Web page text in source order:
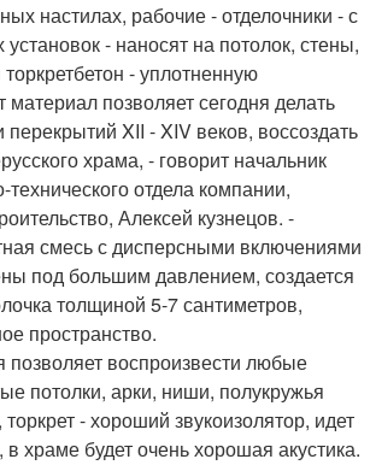
настилах, рабочие - отделочники - с
- наносят на потолок, стены,
- уплотненную
материал позволяет сегодня делать
перекрытий XII - XIV веков, воссоздать
храма, - говорит начальник
технического отдела компании,
Алексей кузнецов. -
смесь с дисперсными включениями
под большим давлением, создается
толщиной 5-7 сантиметров,
пространство.
позволяет воспроизвести любые
потолки, арки, ниши, полукружья
- хороший звукоизолятор, идет
храме будет очень хорошая акустика.